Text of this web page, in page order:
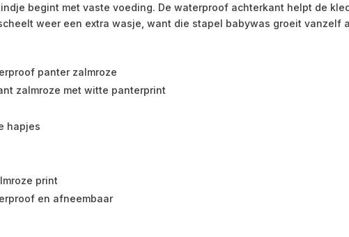
begint met vaste voeding. De waterproof achterkant helpt de
weer een extra wasje, want die stapel babywas groeit vanzelf
panter zalmroze
zalmroze met witte panterprint
hapjes
print
en afneembaar